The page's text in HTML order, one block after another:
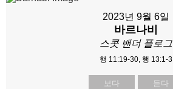
2023년 9월 6일
바르나비
스콧 밴더 플로그
행 11:19-30, 행 13:1-3
보다 듣다